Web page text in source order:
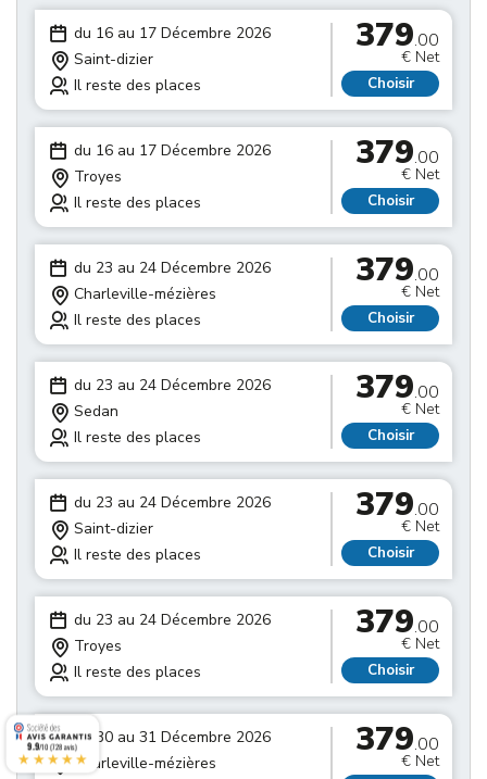
du 16 au 17 Décembre 2026
Saint-dizier
Il reste des places
379.00
€ Net
Choisir
du 16 au 17 Décembre 2026
Troyes
Il reste des places
379.00
€ Net
Choisir
du 23 au 24 Décembre 2026
Charleville-mézières
Il reste des places
379.00
€ Net
Choisir
du 23 au 24 Décembre 2026
Sedan
Il reste des places
379.00
€ Net
Choisir
du 23 au 24 Décembre 2026
Saint-dizier
Il reste des places
379.00
€ Net
Choisir
du 23 au 24 Décembre 2026
Troyes
Il reste des places
379.00
€ Net
Choisir
du 30 au 31 Décembre 2026
Charleville-mézières
379.00
€ Net
9.9/10 (728 avis)
★★★★★